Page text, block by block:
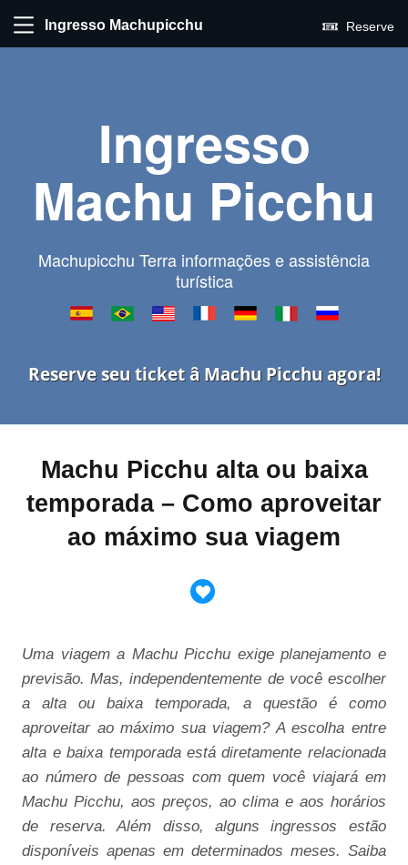
Ingresso Machupicchu Reserve
Ingresso
Machu Picchu
Machupicchu Terra informações e assistência
turística
Reserve seu ticket â Machu Picchu agora!
Machu Picchu alta ou baixa
temporada – Como aproveitar
ao máximo sua viagem
Uma viagem a Machu Picchu exige planejamento e
previsão. Mas, independentemente de você escolher
a alta ou baixa temporada, a questão é como
aproveitar ao máximo sua viagem? A escolha entre
alta e baixa temporada está diretamente relacionada
ao número de pessoas com quem você viajará em
Machu Picchu, aos preços, ao clima e aos horários
de reserva. Além disso, alguns ingressos estão
disponíveis apenas em determinados meses. Saiba